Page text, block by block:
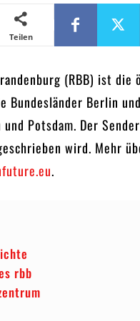
Teilen
(RBB) ist
Bundesländer Berlin
Potsdam. Der
wird. Mehr
.
rbb